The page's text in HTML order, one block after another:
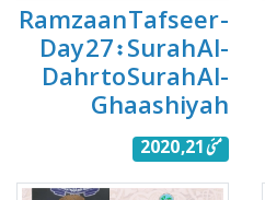
Ramzaan Tafseer -
Day 27 : Surah Al-
Dahr to Surah Al-
Ghaashiyah
مئی 21, 2020